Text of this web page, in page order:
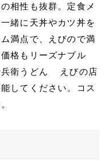
相性も抜群。定食メ
緒に天丼やカツ丼を
満点で、えびので満
格もリーズナブル
兵衛うどん えびの店
してください。コス